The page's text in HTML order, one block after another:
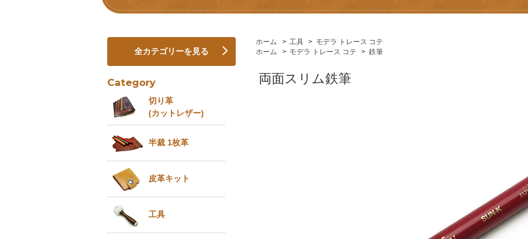
ホーム > 工具 > モデラ トレース コテ
ホーム
> モデラ トレース コテ > 鉄筆
両面スリム鉄筆
全カテゴリーを見る
Category
切り革
(カットレザー)
半裁 1枚革
皮革キット
工具